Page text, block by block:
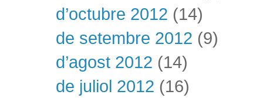
d’octubre 2012 (14)
de setembre 2012 (9)
d’agost 2012 (14)
de juliol 2012 (16)